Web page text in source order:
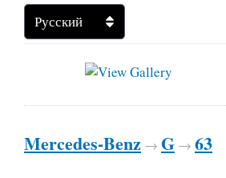
Mercedes-Benz → G → 63